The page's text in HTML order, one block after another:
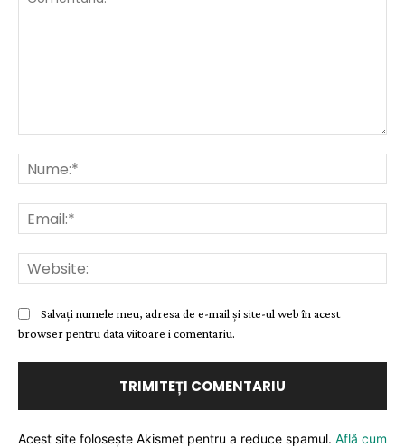
Salvați numele meu, adresa de e-mail și site-ul web în acest
browser pentru data viitoare i comentariu.
Acest site folosește Akismet pentru a reduce spamul. Află cum